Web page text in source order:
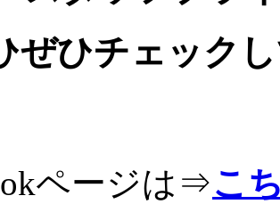
ぜひチェック
ページは⇒こ